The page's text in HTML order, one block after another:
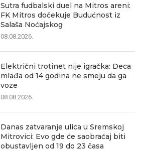
Sutra fudbalski duel na Mitros areni:
FK Mitros dočekuje Budućnost iz
Salaša Noćajskog
08.08.2026.
Električni trotinet nije igračka: Deca
mlađa od 14 godina ne smeju da ga
voze
08.08.2026.
Danas zatvaranje ulica u Sremskoj
Mitrovici: Evo gde će saobraćaj biti
obustavljen od 19 do 23 časa